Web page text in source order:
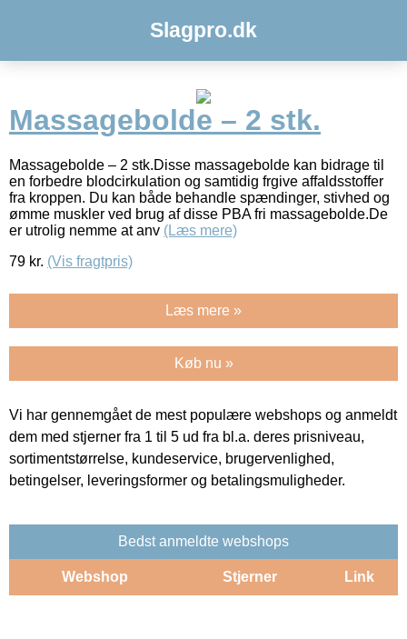
Slagpro.dk
Massagebolde – 2 stk.
Massagebolde – 2 stk.Disse massagebolde kan bidrage til
en forbedre blodcirkulation og samtidig frgive affaldsstoffer
fra kroppen. Du kan både behandle spændinger, stivhed og
ømme muskler ved brug af disse PBA fri massagebolde.De
er utrolig nemme at anv (Læs mere)
79 kr. (Vis fragtpris)
Læs mere »
Køb nu »
Vi har gennemgået de mest populære webshops og anmeldt
dem med stjerner fra 1 til 5 ud fra bl.a. deres prisniveau,
sortimentstørrelse, kundeservice, brugervenlighed,
betingelser, leveringsformer og betalingsmuligheder.
Bedst anmeldte webshops
Webshop Stjerner Link